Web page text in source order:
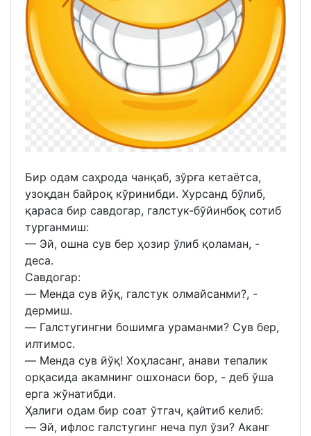
Бир одам саҳрода чанқаб, зўрға кетаётса,
узоқдан байроқ кўринибди. Хурсанд бўлиб,
қараса бир савдогар, галстук-бўйинбоқ сотиб
турганмиш:⠀
— Эй, ошна сув бер ҳозир ўлиб қоламан, -
деса.⠀
Савдогар:⠀
— Менда сув йўқ, галстук олмайсанми?, -
дермиш.⠀
— Галстугингни бошимга ураманми? Сув бер,
илтимос.⠀
— Менда сув йўқ! Хоҳласанг, анави тепалик
орқасида акамнинг ошхонаси бор, - деб ўша
ерга жўнатибди.⠀
Ҳалиги одам бир соат ўтгач, қайтиб келиб:⠀
— Эй, ифлос галстугинг неча пул ўзи? Аканг